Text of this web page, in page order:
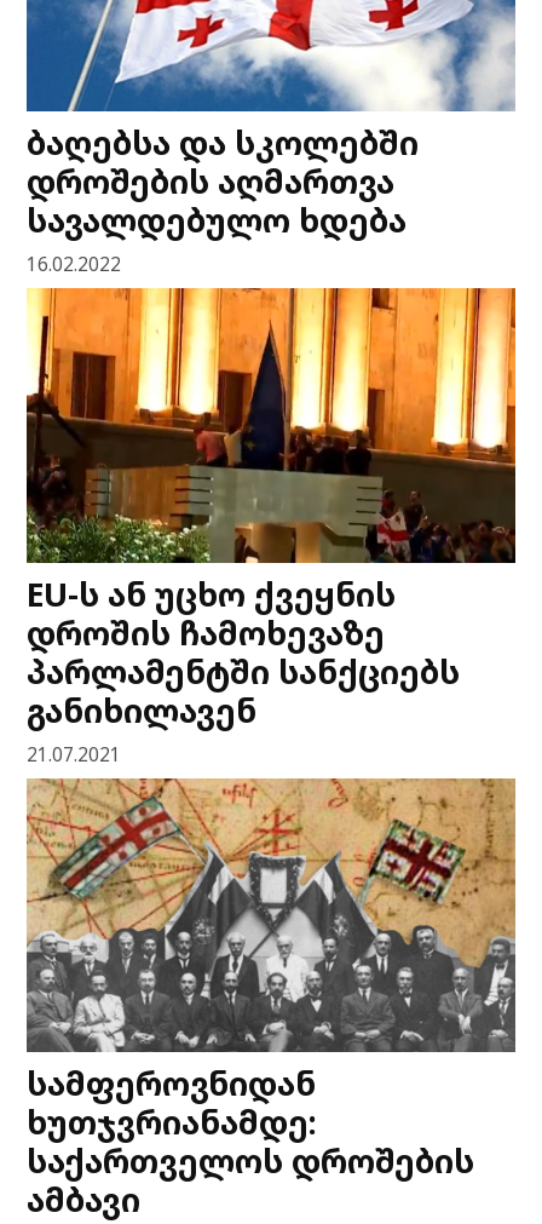
ბაღებსა და სკოლებში
დროშების აღმართვა
სავალდებულო ხდება
16.02.2022
EU-ს ან უცხო ქვეყნის
დროშის ჩამოხევაზე
პარლამენტში სანქციებს
განიხილავენ
21.07.2021
სამფეროვნიდან
ხუთჯვრიანამდე:
საქართველოს დროშების
ამბავი